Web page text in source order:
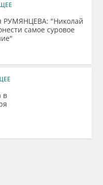
РУМЯНЦЕВА: "Николай
самое суровое
в